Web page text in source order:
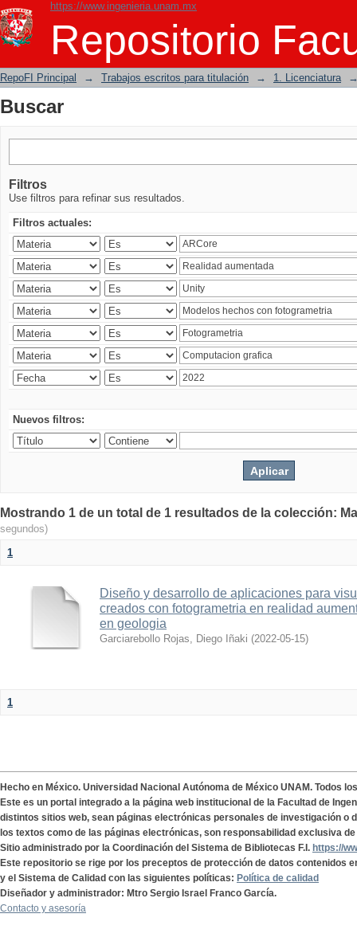
https://www.ingenieria.unam.mx
Repositorio
Buscar
RepoFI Principal → Trabajos escritos para titulación → 1. Licenciatura
Buscar
Filtros
Use filtros para refinar sus resultados.
Filtros actuales:
Nuevos filtros:
Mostrando 1 de un total de 1 resultados de la colección:
segundos)
1
Diseño y desarrollo de aplicaciones para
creados con fotogrametria en realidad
en geologia
Garciarebollo Rojas, Diego Iñaki (2022-05-15)
1
Hecho en México. Universidad Nacional Autónoma de México UNAM. Todos
Este es un portal integrado a la página web institucional de la Facultad de
distintos sitios web, sean páginas electrónicas personales de investigación o
los textos como de las páginas electrónicas, son responsabilidad exclusiva
Sitio administrado por la Coordinación del Sistema de Bibliotecas F.I. https://
Este repositorio se rige por los preceptos de protección de datos contenidos
y el Sistema de Calidad con las siguientes políticas: Política de calidad
Diseñador y administrador: Mtro Sergio Israel Franco García.
Contacto y asesoría